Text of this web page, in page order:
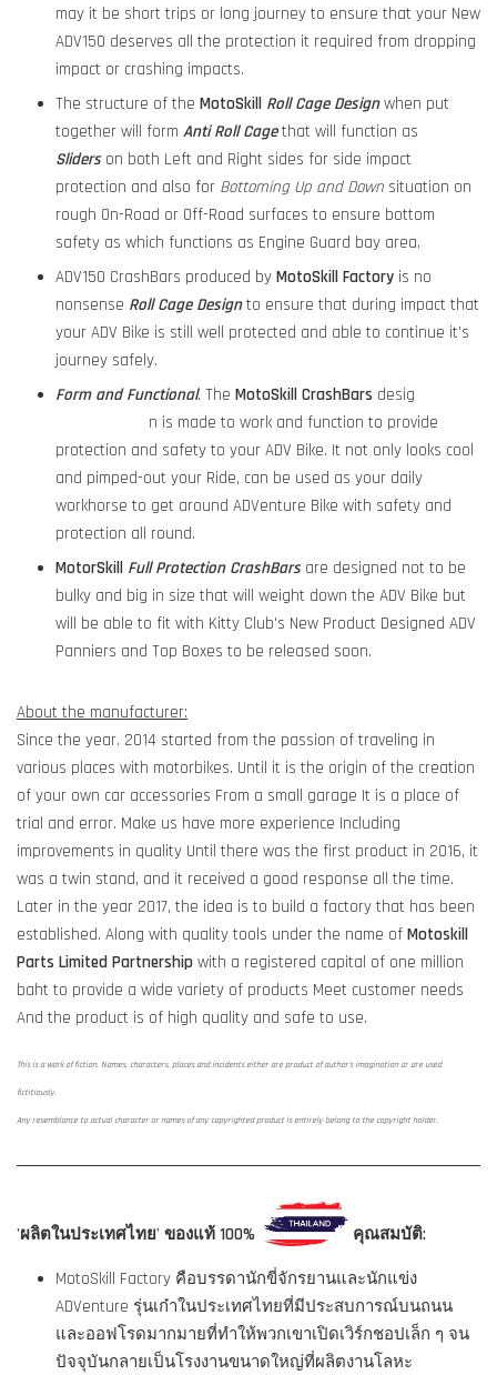
may it be short trips or long journey to ensure that your New
ADV150 deserves all the protection it required from dropping
impact or crashing impacts.
The structure of the MotoSkill Roll Cage Designwhen put
together will form Anti Roll Cagethat will function as
Sliders on both Left and Right sides for side impact
protection and also for Bottoming Up and Down situation on
rough On-Road or Off-Road surfaces to ensure bottom
safety as which functions as Engine Guard bay area.
ADV150 CrashBars produced by MotoSkill Factory is no
nonsense Roll Cage Designto ensure that during impact that
your ADV Bike is still well protected and able to continue it's
journey safely.
Form and Functional. The MotoSkill CrashBars desig
n is made to work and function to provide
protection and safety to your ADV Bike. It not only looks cool
and pimped-out your Ride, can be used as your daily
workhorse to get around ADVenture Bike with safety and
protection all round.
MotorSkill Full Protection CrashBarsare designed not to be
bulky and big in size that will weight down the ADV Bike but
will be able to fit with Kitty Club's New Product Designed ADV
Panniers and Top Boxes to be released soon.
About the manufacturer:
Since the year. 2014 started from the passion of traveling in
various places with motorbikes. Until it is the origin of the creation
of your own car accessories From a small garage It is a place of
trial and error. Make us have more experience Including
improvements in quality Until there was the first product in 2016, it
was a twin stand, and it received a good response all the time.
Later in the year 2017, the idea is to build a factory that has been
established. Along with quality tools under the name of Motoskill
Parts Limited Partnership with a registered capital of one million
baht to provide a wide variety of products Meet customer needs
And the product is of high quality and safe to use.
This is a work of fiction. Names, characters, places and incidents either are product of author's imagination or are used
fictitiously.
Any resemblance to actual character or names of any copyrighted product is entirely belong to the copyright holder.
'ผลิตในประเทศไทย' ของแท้ 100% คุณสมบัติ:
MotoSkill Factory คือบรรดานักขี่จักรยานและนักแข่ง
ADVenture รุ่นเก๋าในประเทศไทยที่มีประสบการณ์บนถนน
และออฟโรดมากมายที่ทำให้พวกเขาเปิดเวิร์กชอปเล็ก ๆ จน
ปัจจุบันกลายเป็นโรงงานขนาดใหญ่ที่ผลิตงานโลหะ